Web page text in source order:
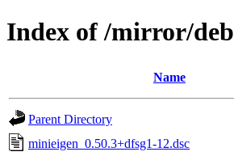
Index of /mirror/
Name
Parent Directory
minieigen_0.50.3+dfsg1-12.dsc